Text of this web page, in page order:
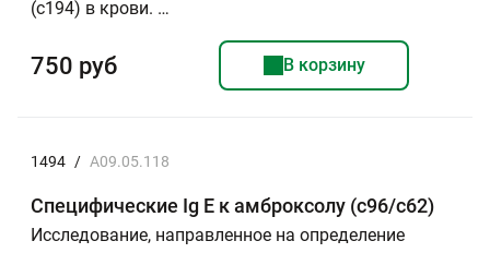
(с194) в крови. …
750 руб В корзину
1494 / A09.05.118
Специфические Ig E к амброксолу (c96/с62)
Исследование, направленное на определение